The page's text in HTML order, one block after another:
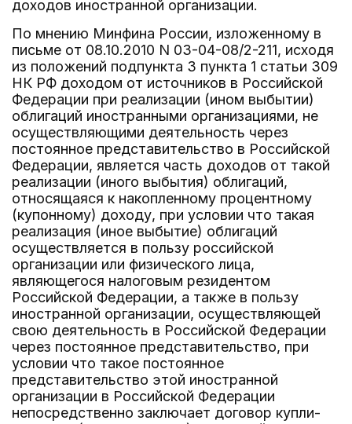
доходов иностранной организации.
По мнению Минфина России, изложенному в
письме от 08.10.2010 N 03-04-08/2-211, исходя
из положений подпункта 3 пункта 1 статьи 309
НК РФ доходом от источников в Российской
Федерации при реализации (ином выбытии)
облигаций иностранными организациями, не
осуществляющими деятельность через
постоянное представительство в Российской
Федерации, является часть доходов от такой
реализации (иного выбытия) облигаций,
относящаяся к накопленному процентному
(купонному) доходу, при условии что такая
реализация (иное выбытие) облигаций
осуществляется в пользу российской
организации или физического лица,
являющегося налоговым резидентом
Российской Федерации, а также в пользу
иностранной организации, осуществляющей
свою деятельность в Российской Федерации
через постоянное представительство, при
условии что такое постоянное
представительство этой иностранной
организации в Российской Федерации
непосредственно заключает договор купли-